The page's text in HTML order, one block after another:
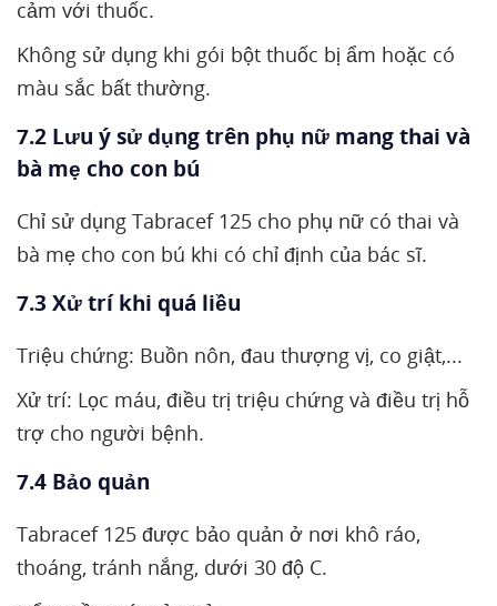
cảm với thuốc.
Không sử dụng khi gói bột thuốc bị ẩm hoặc có
màu sắc bất thường.
7.2 Lưu ý sử dụng trên phụ nữ mang thai và
bà mẹ cho con bú
Chỉ sử dụng Tabracef 125 cho phụ nữ có thai và
bà mẹ cho con bú khi có chỉ định của bác sĩ.
7.3 Xử trí khi quá liều
Triệu chứng: Buồn nôn, đau thượng vị, co giật,...
Xử trí: Lọc máu, điều trị triệu chứng và điều trị hỗ
trợ cho người bệnh.
7.4 Bảo quản
Tabracef 125 được bảo quản ở nơi khô ráo,
thoáng, tránh nắng, dưới 30 độ C.